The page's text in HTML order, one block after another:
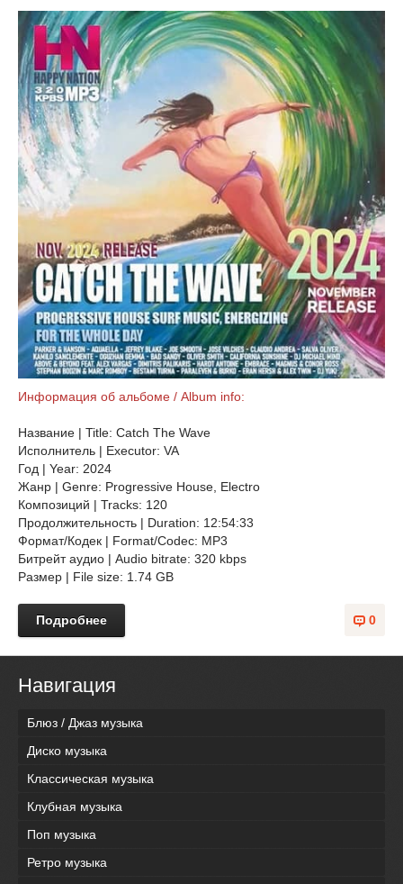
Информация об альбоме / Album info:
Название | Title: Catch The Wave
Исполнитель | Executor: VA
Год | Year: 2024
Жанр | Genre: Progressive House, Electro
Композиций | Tracks: 120
Продолжительность | Duration: 12:54:33
Формат/Кодек | Format/Codec: MP3
Битрейт аудио | Audio bitrate: 320 kbps
Размер | File size: 1.74 GB
0
Подробнее
Навигация
Блюз / Джаз музыка
Диско музыка
Классическая музыка
Клубная музыка
Поп музыка
Ретро музыка